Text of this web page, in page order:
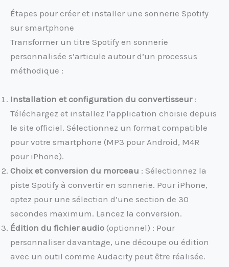
Étapes pour créer et installer une sonnerie Spotify
sur smartphone
Transformer un titre Spotify en sonnerie
personnalisée s’articule autour d’un processus
méthodique :
Installation et configuration du convertisseur:
Téléchargez et installez l’application choisie depuis
le site officiel. Sélectionnez un format compatible
pour votre smartphone (MP3 pour Android, M4R
pour iPhone).
Choix et conversion du morceau : Sélectionnez la
piste Spotify à convertir en sonnerie. Pour iPhone,
optez pour une sélection d’une section de 30
secondes maximum. Lancez la conversion.
Édition du fichier audio (optionnel) : Pour
personnaliser davantage, une découpe ou édition
avec un outil comme Audacity peut être réalisée.